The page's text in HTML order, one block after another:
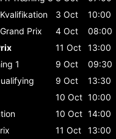
Kvalifikation 3 Oct
10:00
Grand Prix 4 Oct
08:00
11 Oct
13:00
1 9 Oct
09:30
9 Oct
13:30
10 Oct 10:00
10 Oct 14:00
11 Oct
13:00